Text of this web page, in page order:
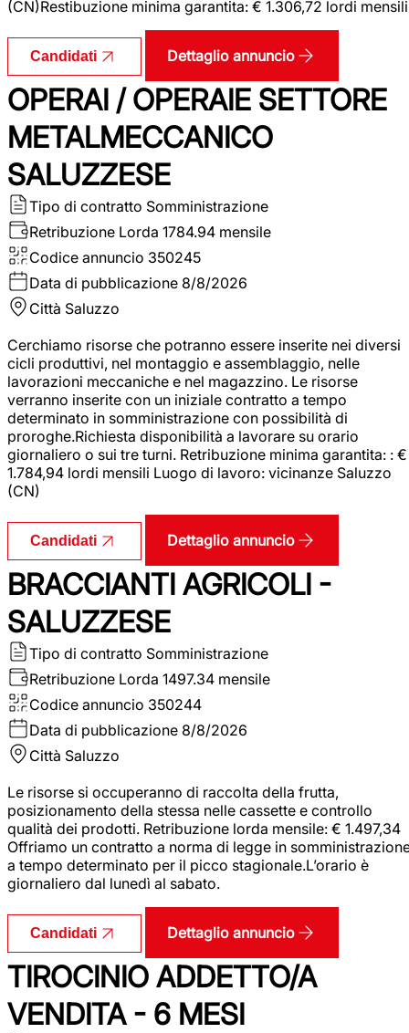
(CN)Restibuzione minima garantita: € 1.306,72 lordi mensili
Candidati Dettaglio annuncio
OPERAI / OPERAIE SETTORE
METALMECCANICO
SALUZZESE
Tipo di contratto Somministrazione
Retribuzione Lorda 1784.94 mensile
Codice annuncio 350245
Data di pubblicazione 8/8/2026
Città Saluzzo
Cerchiamo risorse che potranno essere inserite nei diversi
cicli produttivi, nel montaggio e assemblaggio, nelle
lavorazioni meccaniche e nel magazzino. Le risorse
verranno inserite con un iniziale contratto a tempo
determinato in somministrazione con possibilità di
proroghe.Richiesta disponibilità a lavorare su orario
giornaliero o sui tre turni. Retribuzione minima garantita: : €
1.784,94 lordi mensili Luogo di lavoro: vicinanze Saluzzo
(CN)
Candidati Dettaglio annuncio
BRACCIANTI AGRICOLI -
SALUZZESE
Tipo di contratto Somministrazione
Retribuzione Lorda 1497.34 mensile
Codice annuncio 350244
Data di pubblicazione 8/8/2026
Città Saluzzo
Le risorse si occuperanno di raccolta della frutta,
posizionamento della stessa nelle cassette e controllo
qualità dei prodotti. Retribuzione lorda mensile: € 1.497,34
Offriamo un contratto a norma di legge in
a tempo determinato per il picco stagionale.L’orario è
giornaliero dal lunedì al sabato.
Candidati Dettaglio annuncio
TIROCINIO ADDETTO/A
VENDITA - 6 MESI